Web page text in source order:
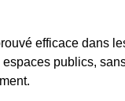
efficace dans
publics,